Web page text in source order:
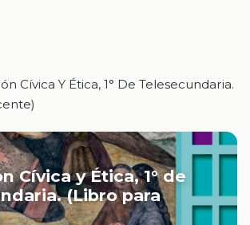
Cívica Y Ética, 1° De Telesecundaria.
Cívica y Ética, 1° de
(Libro para